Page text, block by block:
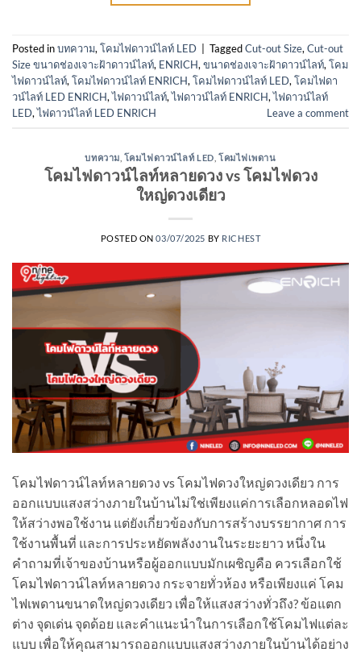
Posted inบทความ,โคมไฟดาวน์ไลท์ LED TaggedCut-out Size,Cut-out
Size ขนาดช่องเจาะฝ้าดาวน์ไลท์, ENRICH,ขนาดช่องเจาะฝ้าดาวน์ไลท์,โคม
ไฟดาวน์ไลท์,โคมไฟดาวน์ไลท์ ENRICH,โคมไฟดาวน์ไลท์ LED,โคมไฟดา
วน์ไลท์ LED ENRICH,ไฟดาวน์ไลท์,ไฟดาวน์ไลท์ ENRICH,ไฟดาวน์ไลท์
LED,ไฟดาวน์ไลท์ LED ENRICH Leave a comment
บทความ โคมไฟดาวน์ไลท์ LED โคมไฟเพดาน
โคมไฟดาวน์ไลท์หลายดวง vs โคมไฟดวง
ใหญ่ดวงเดียว
POSTED ON03/07/2025 BY RICHEST
โคมไฟดาวน์ไลท์หลายดวง vs โคมไฟดวงใหญ่ดวงเดียว การ
ออกแบบแสงสว่างภายในบ้านไม่ใช่เพียงแค่การเลือกหลอดไฟ
ให้สว่างพอใช้งาน แต่ยังเกี่ยวข้องกับการสร้างบรรยากาศ การ
ใช้งานพื้นที่ และการประหยัดพลังงานในระยะยาว หนึ่งใน
คำถามที่เจ้าของบ้านหรือผู้ออกแบบมักเผชิญคือ ควรเลือกใช้
โคมไฟดาวน์ไลท์หลายดวง กระจายทั่วห้อง หรือเพียงแค่ โคม
ไฟเพดานขนาดใหญ่ดวงเดียว เพื่อให้แสงสว่างทั่วถึง? ข้อแตก
ต่าง จุดเด่น จุดด้อย และคำแนะนำในการเลือกใช้โคมไฟแต่ละ
แบบ เพื่อให้คุณสามารถออกแบบแสงสว่างภายในบ้านได้อย่าง